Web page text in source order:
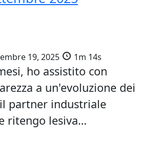
19, 2025 1m 14s
ho assistito con
a un'evoluzione dei
partner industriale
ritengo lesiva…